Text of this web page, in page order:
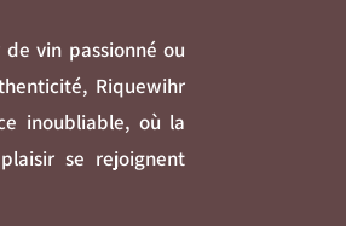
vin passionné ou
Riquewihr
inoubliable, où la
se rejoignent